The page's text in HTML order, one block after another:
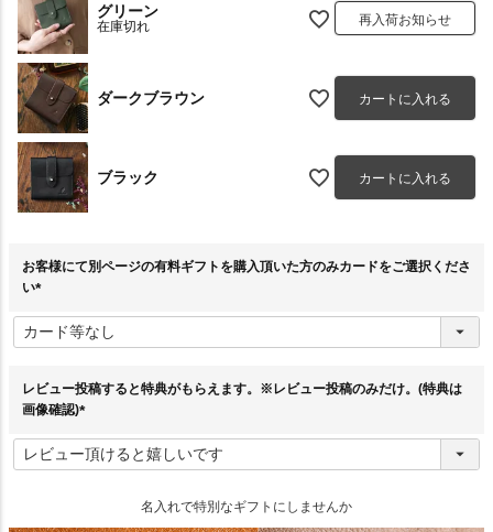
グリーン
在庫切れ 再入荷お知らせ
ダークブラウン カートに入れる
ブラック カートに入れる
お客様にて別ページの有料ギフトを購入頂いた方のみカードをご選択くださ
い
必
須
レビュー投稿すると特典がもらえます。※レビュー投稿のみだけ。(特典は
画像確認)
必
須
名入れで特別なギフトにしませんか